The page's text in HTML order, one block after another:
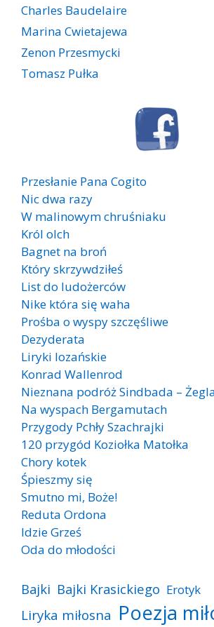
Charles Baudelaire
Marina Cwietajewa
Zenon Przesmycki
Tomasz Pułka
Przesłanie Pana Cogito
Nic dwa razy
W malinowym chruśniaku
Król olch
Bagnet na broń
Który skrzywdziłeś
List do ludożerców
Nike która się waha
Prośba o wyspy szczęśliwe
Dezyderata
Liryki lozańskie
Konrad Wallenrod
Nieznana podróż Sindbada –
Na wyspach Bergamutach
Przygody Pchły Szachrajki
120 przygód Koziołka Matołka
Chory kotek
Śpieszmy się
Smutno mi, Boże!
Reduta Ordona
Idzie Grześ
Oda do młodości
Bajki Bajki Krasickiego Erotyk
Liryka miłosna Poezja